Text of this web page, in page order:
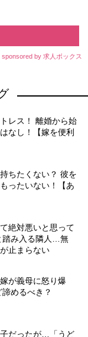
sponsored by 求人ボックス
レス！ 離婚から始
なし！【嫁を便利
ちたくない？ 彼を
ったいない！【あ
絶対悪いと思って
踏み入る隣人…無
止まらない
が義母に怒り爆
めるべき？
だったが…「うど